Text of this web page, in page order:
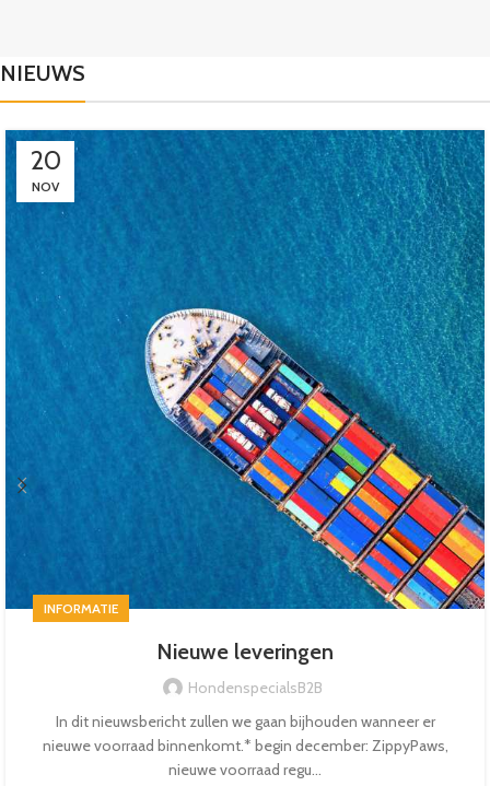
NIEUWS
20
NOV
INFORMATIE
Nieuwe leveringen
HondenspecialsB2B
In dit nieuwsbericht zullen we gaan bijhouden wanneer er
nieuwe voorraad binnenkomt.* begin december: ZippyPaws,
nieuwe voorraad regu...